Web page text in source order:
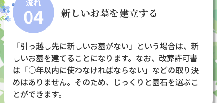
流れ
04 新しいお墓を建立する
「引っ越し先に新しいお墓がない」という場合は、新
しいお墓を建てることになります。なお、改葬許可書
は「○年以内に使わなければならない」などの取り決
めはありません。そのため、じっくりと墓石を選ぶこ
とができます。